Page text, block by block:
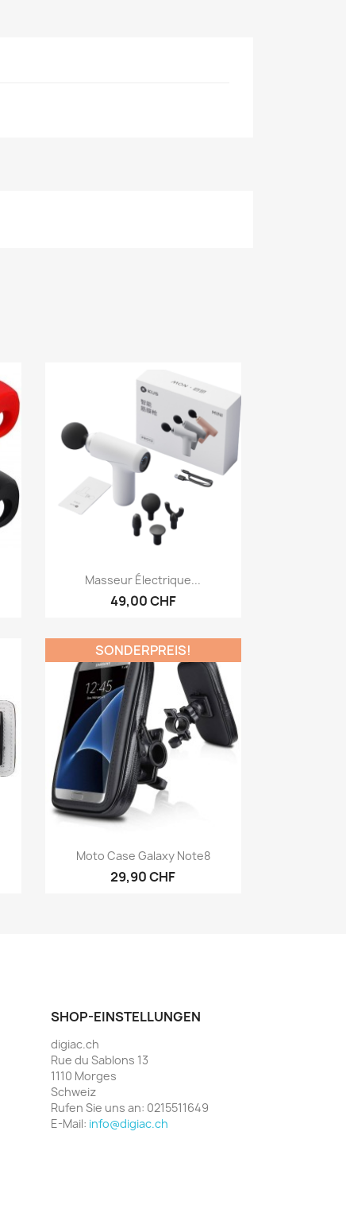
Vorschau
Masseur Électrique...
49,00 CHF
Vorschau
Moto Case Galaxy Note8
29,90 CHF
SONDERPREIS!
SHOP-EINSTELLUNGEN
digiac.ch
Rue du Sablons 13
1110 Morges
Schweiz
Rufen Sie uns an: 0215511649
E-Mail: info@digiac.ch